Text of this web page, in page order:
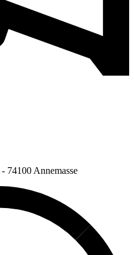
- 74100 Annemasse